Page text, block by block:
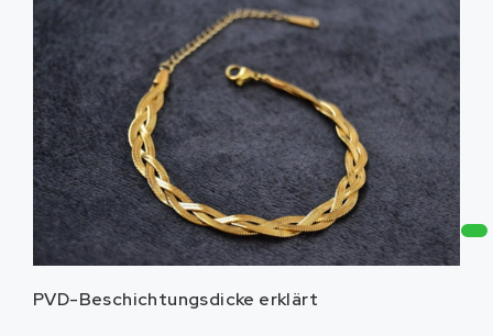
PVD-Beschichtungsdicke erklärt